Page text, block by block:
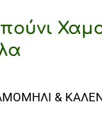
&